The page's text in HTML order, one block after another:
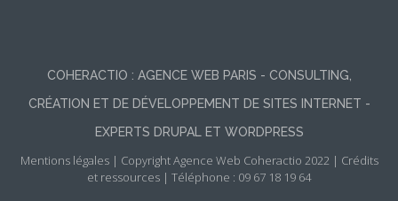
COHERACTIO : AGENCE WEB PARIS - CONSULTING,
CRÉATION ET DE DÉVELOPPEMENT DE SITES INTERNET -
EXPERTS DRUPAL ET WORDPRESS
Mentions légales| Copyright Agence Web Coheractio 2022 | Crédits
et ressources | Téléphone : 09 67 18 19 64